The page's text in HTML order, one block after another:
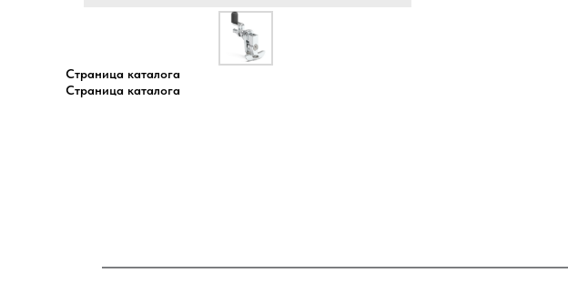
Страница каталога
Страница каталога